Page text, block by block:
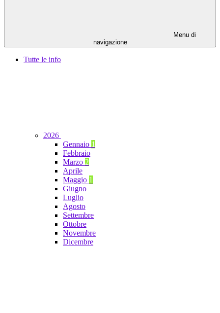
Menu di
navigazione
Tutte le info
2026
Gennaio 1
Febbraio
Marzo 2
Aprile
Maggio 1
Giugno
Luglio
Agosto
Settembre
Ottobre
Novembre
Dicembre